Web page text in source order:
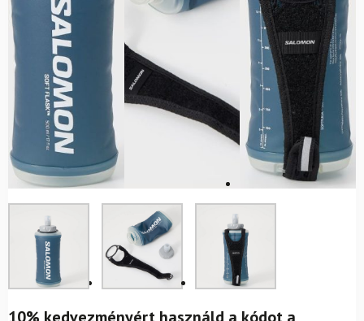
10% kedvezményért használd a kódot a